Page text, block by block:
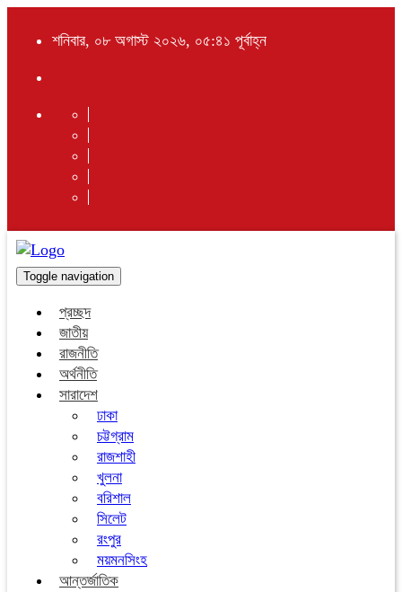
শনিবার, ০৮ অগাস্ট ২০২৬, ০৫:৪১ পূর্বাহ্ন
Toggle navigation
প্রচ্ছদ
জাতীয়
রাজনীতি
অর্থনীতি
সারাদেশ
ঢাকা
চট্টগ্রাম
রাজশাহী
খুলনা
বরিশাল
সিলেট
রংপুর
ময়মনসিংহ
আন্তর্জাতিক